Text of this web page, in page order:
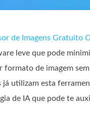
de Imagens Gratuito
leve que pode
formato de imagem
já utilizam esta
de IA que pode te